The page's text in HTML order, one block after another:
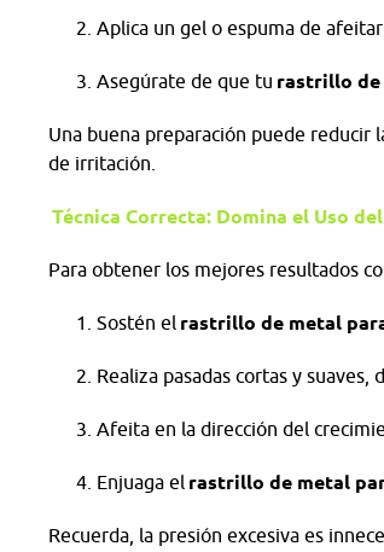
Aplica un gel o espuma de
Asegúrate de que tu rastrillo
Una buena preparación puede reducir
de irritación.
Técnica Correcta: Domina el Uso
Para obtener los mejores resultados
Sostén el rastrillo de metal
Realiza pasadas cortas y
Afeita en la dirección del
Enjuaga el rastrillo de metal
Recuerda, la presión excesiva es